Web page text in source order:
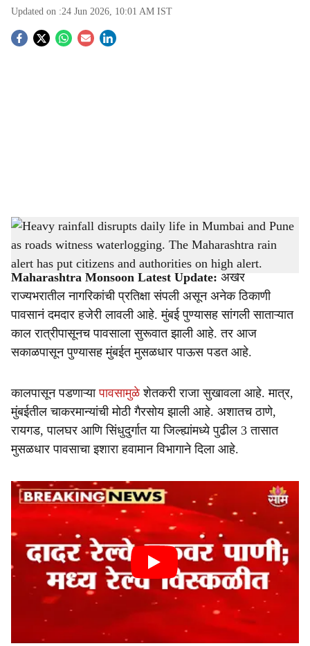
Updated on :24 Jun 2026, 10:01 AM IST
S
h
a
r
e
Heavy rainfall disrupts daily life in Mumbai and Pune as roads witness waterlogging.
The Maharashtra rain alert has put citizens and authorities on high alert.
-Sarkarnama
Maharashtra Monsoon Latest Update: अखेर
राज्यभरातील नागरिकांची प्रतिक्षा संपली असून अनेक ठिकाणी
पावसानं दमदार हजेरी लावली आहे. मुंबई पुण्यासह सांगली साताऱ्यात
काल रात्रीपासूनच पावसाला सुरूवात झाली आहे. तर आज
सकाळपासून पुण्यासह मुंबईत मुसळधार पाऊस पडत आहे.
कालपासून पडणाऱ्यापावसामुळेशेतकरी राजा सुखावला आहे. मात्र,
मुंबईतील चाकरमान्यांची मोठी गैरसोय झाली आहे. अशातच ठाणे,
रायगड, पालघर आणि सिंधुदुर्गात या जिल्ह्यांमध्ये पुढील 3 तासात
मुसळधार पावसाचा इशारा हवामान विभागाने दिला आहे.